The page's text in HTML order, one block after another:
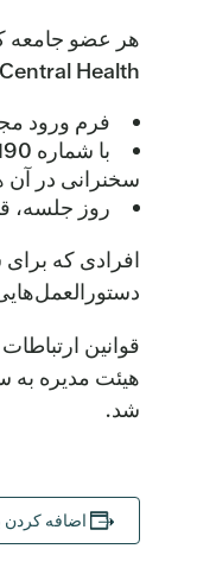
هر عضو جامعه
Central Health ثبت نام کند.
فرم ورود
سخنرانی در آن
روز جلسه،
افرادی که
شد.
اضافه کردن